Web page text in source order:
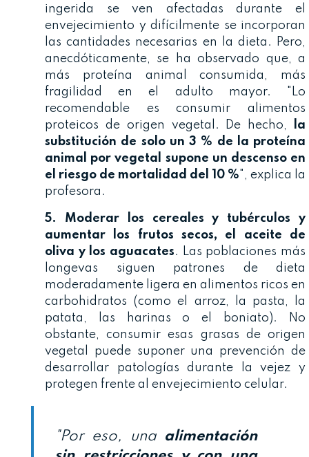
ingerida se ven afectadas durante el
envejecimiento y difícilmente se incorporan
las cantidades necesarias en la dieta. Pero,
anecdóticamente, se ha observado que, a
más proteína animal consumida, más
fragilidad en el adulto mayor. "Lo
recomendable es consumir alimentos
proteicos de origen vegetal. De hecho,
la
substitución de solo un 3 % de la proteína
animal por vegetal supone un descenso en
el riesgo de mortalidad del 10 %", explica la
profesora.
5. Moderar los cereales y tubérculos y
aumentar los frutos secos, el aceite de
oliva y los aguacates. Las poblaciones más
longevas siguen patrones de dieta
moderadamente ligera en alimentos ricos en
carbohidratos (como el arroz, la pasta, la
patata, las harinas o el boniato). No
obstante, consumir esas grasas de origen
vegetal puede suponer una prevención de
desarrollar patologías durante la vejez y
protegen frente al envejecimiento celular.
"Por eso, una alimentación